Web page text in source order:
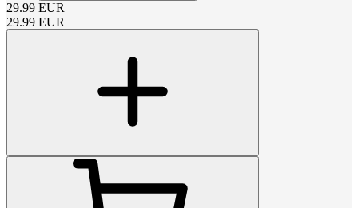
29.99 EUR
29.99 EUR